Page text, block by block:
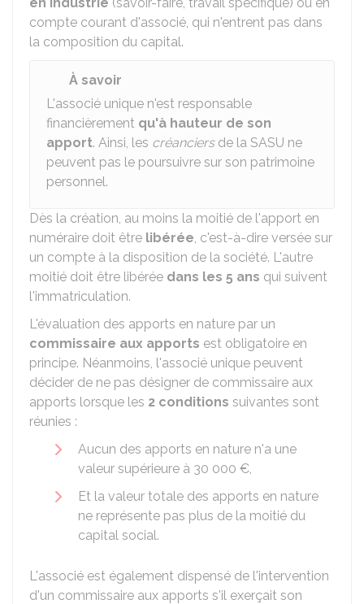
compte courant d'associé, qui n'entrent pas dans
la composition du capital.
À savoir
L'associé unique n'est responsable
financièrement qu'à hauteur de son
apport. Ainsi, les créanciersde la SASU ne
peuvent pas le poursuivre sur son patrimoine
personnel.
Dès la création, au moins la moitié de l'apport en
numéraire doit être libérée, c'est-à-dire versée sur
un compte à la disposition de la société. L'autre
moitié doit être libérée dans les 5 ans qui suivent
l'immatriculation.
L'évaluation des apports en nature par un
commissaire aux apports est obligatoire en
principe. Néanmoins, l'associé unique peuvent
décider de ne pas désigner de commissaire aux
apports lorsque les 2 conditions suivantes sont
réunies :
Aucun des apports en nature n'a une
valeur supérieure à 30 000 €,
Et la valeur totale des apports en nature
ne représente pas plus de la moitié du
capital social.
L'associé est également dispensé de l'intervention
d'un commissaire aux apports s'il exerçait son